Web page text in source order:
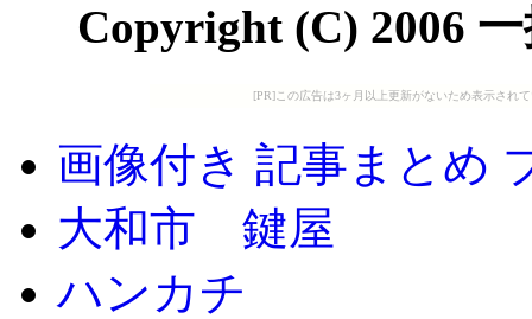
Copyright (C) 2006
[PR]この広告は3ヶ月以上更新がないため表示され
画像付き 記事まとめ
大和市 鍵屋
ハンカチ